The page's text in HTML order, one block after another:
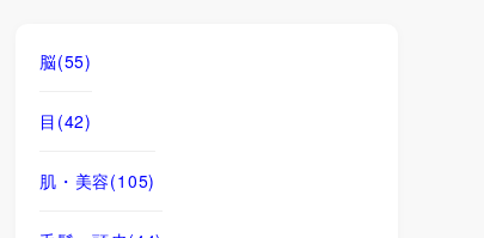
脳(55)
目 (42)
肌・美容(105)